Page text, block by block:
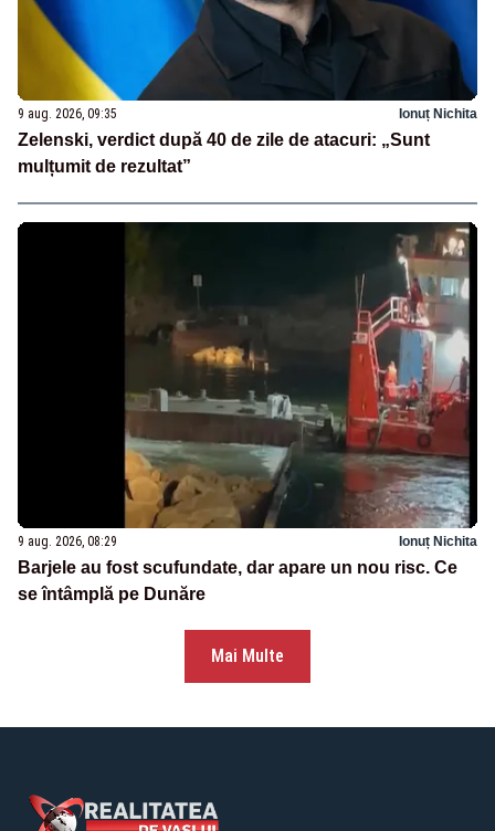
9 aug. 2026, 09:35 Ionuț Nichita
Zelenski, verdict după 40 de zile de atacuri: „Sunt
mulțumit de rezultat”
9 aug. 2026, 08:29 Ionuț Nichita
Barjele au fost scufundate, dar apare un nou risc. Ce
se întâmplă pe Dunăre
Mai Multe